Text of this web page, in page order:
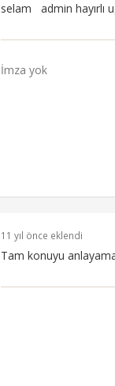
selam admin hayırlı
İmza yok
11 yıl önce eklendi
Tam konuyu